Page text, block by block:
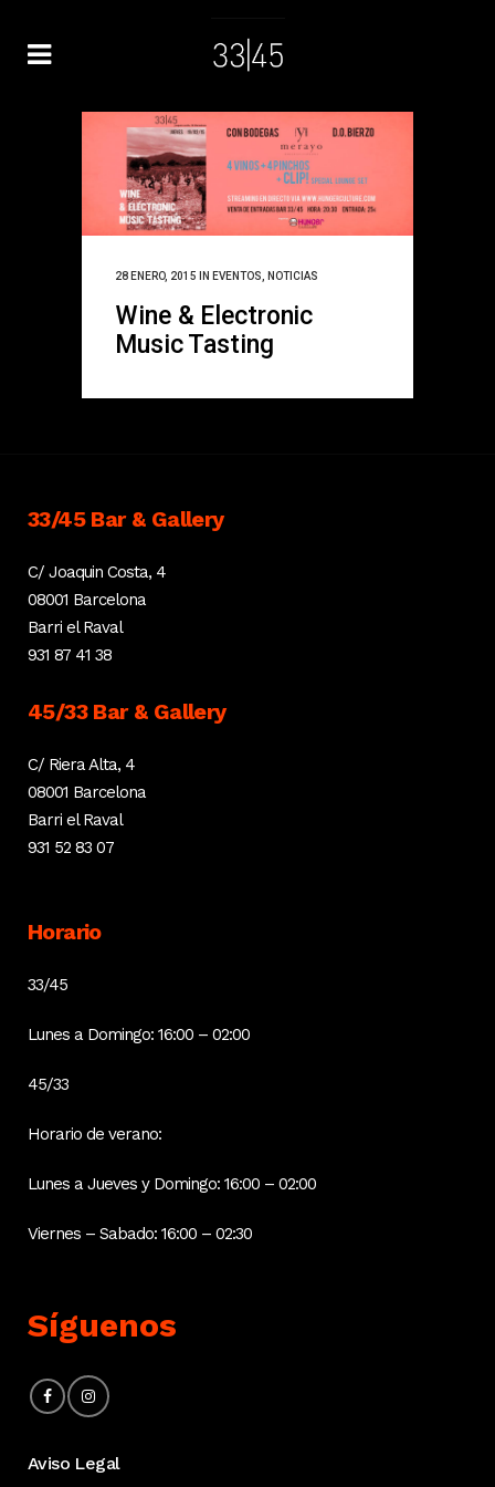
28 ENERO, 2015 IN EVENTOS NOTICIAS
Wine & Electronic
Music Tasting
33/45 Bar & Gallery
C/ Joaquin Costa, 4
08001 Barcelona
Barri el Raval
931 87 41 38
45/33 Bar & Gallery
C/ Riera Alta, 4
08001 Barcelona
Barri el Raval
931 52 83 07
Horario
33/45
Lunes a Domingo: 16:00 – 02:00
45/33
Horario de verano:
Lunes a Jueves y Domingo: 16:00 – 02:00
Viernes – Sabado: 16:00 – 02:30
Síguenos
Aviso Legal